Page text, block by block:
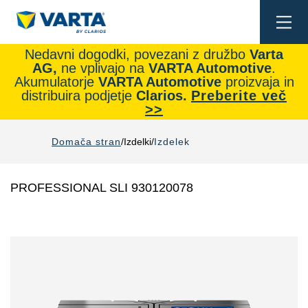
Nedavni dogodki, povezani z družbo Varta
AG, ne vplivajo na VARTA Automotive.
Akumulatorje VARTA Automotiveproizvaja in
distribuira podjetje Clarios. Preberite več
>>
Domača stran Izdelki Izdelek
PROFESSIONAL SLI 930120078